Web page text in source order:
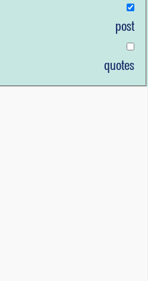
post
quotes